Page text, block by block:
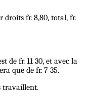
droits fr. 8,80, total, fr.
de fr. 11 30, et avec la
que de fr. 7 35.
travaillent.